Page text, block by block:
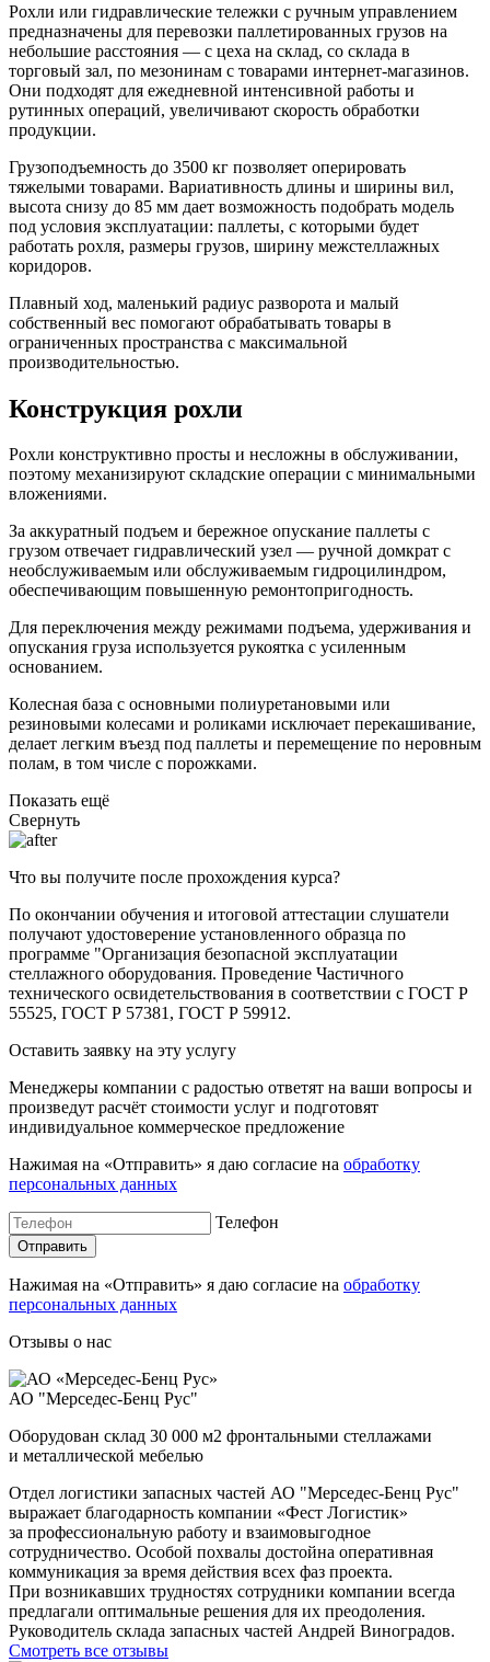
Рохли или гидравлические тележки с ручным управлением
предназначены для перевозки паллетированных грузов на
небольшие расстояния — с цеха на склад, со склада в
торговый зал, по мезонинам с товарами интернет-магазинов.
Они подходят для ежедневной интенсивной работы и
рутинных операций, увеличивают скорость обработки
продукции.
Грузоподъемность до 3500 кг позволяет оперировать
тяжелыми товарами. Вариативность длины и ширины вил,
высота снизу до 85 мм дает возможность подобрать модель
под условия эксплуатации: паллеты, с которыми будет
работать рохля, размеры грузов, ширину межстеллажных
коридоров.
Плавный ход, маленький радиус разворота и малый
собственный вес помогают обрабатывать товары в
ограниченных пространства с максимальной
производительностью.
Конструкция рохли
Рохли конструктивно просты и несложны в обслуживании,
поэтому механизируют складские операции с минимальными
вложениями.
За аккуратный подъем и бережное опускание паллеты с
грузом отвечает гидравлический узел — ручной домкрат с
необслуживаемым или обслуживаемым гидроцилиндром,
обеспечивающим повышенную ремонтопригодность.
Для переключения между режимами подъема, удерживания и
опускания груза используется рукоятка с усиленным
основанием.
Колесная база с основными полиуретановыми или
резиновыми колесами и роликами исключает перекашивание,
делает легким въезд под паллеты и перемещение по неровным
полам, в том числе с порожками.
Показать ещё
Cвернуть
Что вы получите после прохождения курса?
По окончании обучения и итоговой аттестации слушатели
получают удостоверение установленного образца по
программе "Организация безопасной эксплуатации
стеллажного оборудования. Проведение Частичного
технического освидетельствования в соответствии с ГОСТ Р
55525, ГОСТ Р 57381, ГОСТ Р 59912.
Оставить заявку на эту услугу
Менеджеры компании с радостью ответят на ваши вопросы и
произведут расчёт стоимости услуг и подготовят
индивидуальное коммерческое предложение
Нажимая на «Отправить» я даю согласие на обработку
персональных данных
Телефон
Нажимая на «Отправить» я даю согласие на обработку
персональных данных
Отзывы о нас
АО "Мерседес-Бенц Рус"
Оборудован склад 30 000 м2 фронтальными стеллажами
и металлической мебелью
Отдел логистики запасных частей АО "Мерседес-Бенц Рус"
выражает благодарность компании «Фест Логистик»
за профессиональную работу и взаимовыгодное
сотрудничество. Особой похвалы достойна оперативная
коммуникация за время действия всех фаз проекта.
При возникавших трудностях сотрудники компании всегда
предлагали оптимальные решения для их преодоления.
Руководитель склада запасных частей Андрей Виноградов.
Смотреть все отзывы